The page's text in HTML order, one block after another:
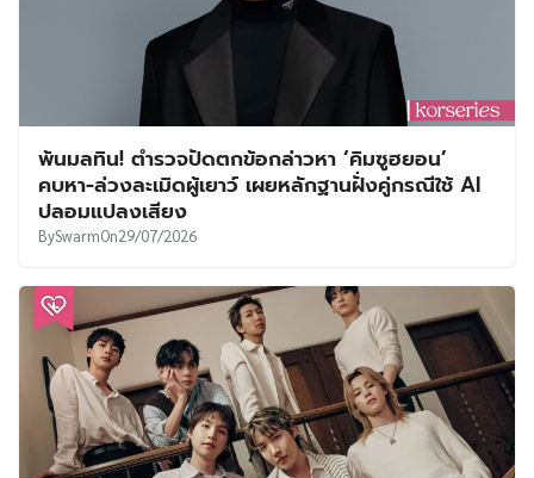
พ้นมลทิน! ตำรวจปัดตกข้อกล่าวหา ‘คิมซูฮยอน’
คบหา-ล่วงละเมิดผู้เยาว์ เผยหลักฐานฝั่งคู่กรณีใช้ AI
ปลอมแปลงเสียง
BySwarmOn29/07/2026